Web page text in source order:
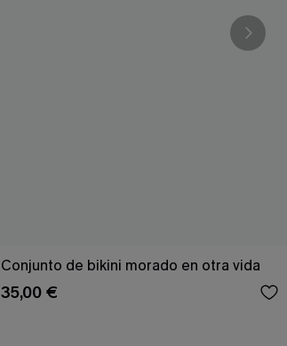
Conjunto de bikini morado en otra vida
35,00 €